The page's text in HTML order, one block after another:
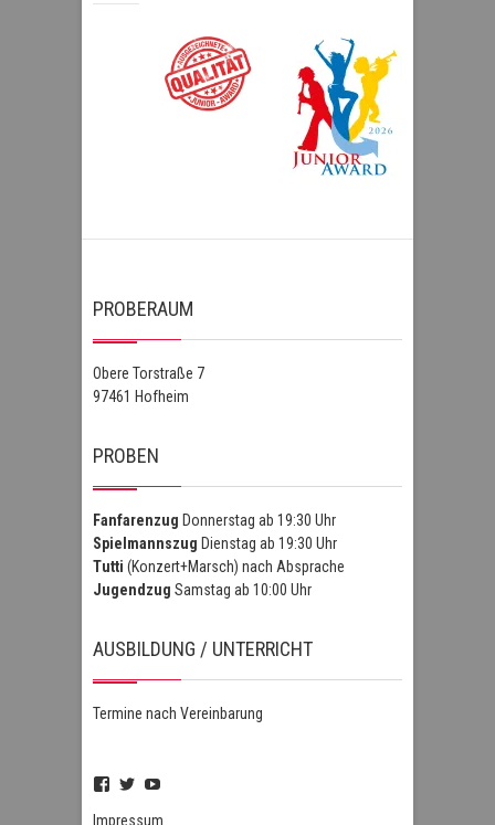
PROBERAUM
Obere Torstraße 7
97461 Hofheim
PROBEN
Fanfarenzug Donnerstag ab 19:30 Uhr
Spielmannszug Dienstag ab 19:30 Uhr
Tutti (Konzert+Marsch) nach Absprache
Jugendzug Samstag ab 10:00 Uhr
AUSBILDUNG / UNTERRICHT
Termine nach Vereinbarung
Profil
FSZHofheim
Profil
FSZHOH
UCIPUnOSBlWxEpiBka0jOAfw
Impressum